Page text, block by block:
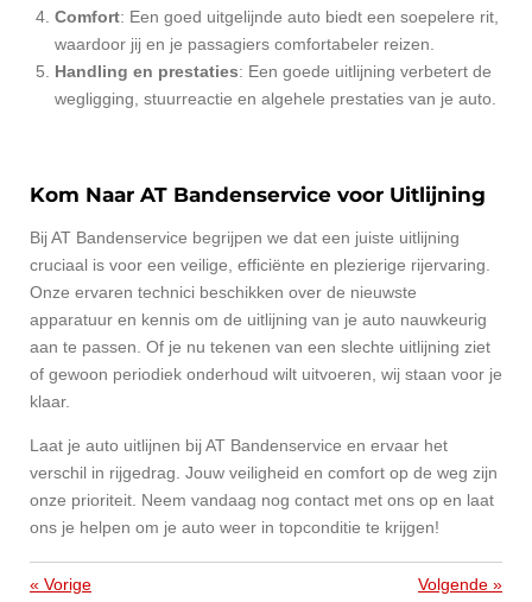
Comfort: Een goed uitgelijnde auto biedt een soepelere rit,
waardoor jij en je passagiers comfortabeler reizen.
Handling en prestaties: Een goede uitlijning verbetert de
wegligging, stuurreactie en algehele prestaties van je auto.
Kom Naar AT Bandenservice voor Uitlijning
Bij AT Bandenservice begrijpen we dat een juiste uitlijning
cruciaal is voor een veilige, efficiënte en plezierige rijervaring.
Onze ervaren technici beschikken over de nieuwste
apparatuur en kennis om de uitlijning van je auto nauwkeurig
aan te passen. Of je nu tekenen van een slechte uitlijning ziet
of gewoon periodiek onderhoud wilt uitvoeren, wij staan voor je
klaar.
Laat je auto uitlijnen bij AT Bandenservice en ervaar het
verschil in rijgedrag. Jouw veiligheid en comfort op de weg zijn
onze prioriteit. Neem vandaag nog contact met ons op en laat
ons je helpen om je auto weer in topconditie te krijgen!
« Vorige Volgende »